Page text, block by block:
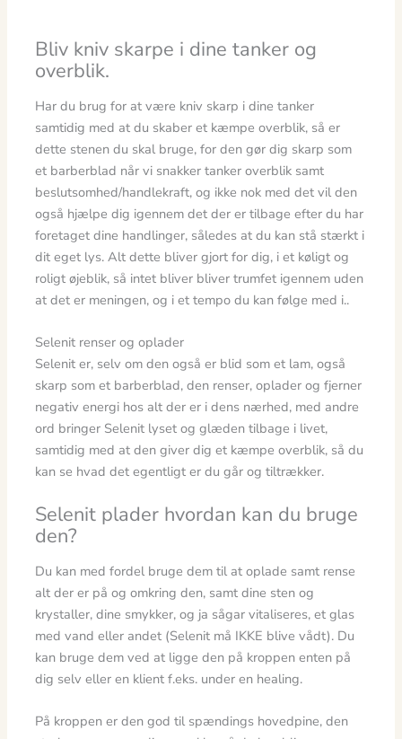
Bliv kniv skarpe i dine tanker og
overblik.
Har du brug for at være kniv skarp i dine tanker
samtidig med at du skaber et kæmpe overblik, så er
dette stenen du skal bruge, for den gør dig skarp som
et barberblad når vi snakker tanker overblik samt
beslutsomhed/handlekraft, og ikke nok med det vil den
også hjælpe dig igennem det der er tilbage efter du har
foretaget dine handlinger, således at du kan stå stærkt i
dit eget lys. Alt dette bliver gjort for dig, i et køligt og
roligt øjeblik, så intet bliver bliver trumfet igennem uden
at det er meningen, og i et tempo du kan følge med i..
Selenit renser og oplader
Selenit er, selv om den også er blid som et lam, også
skarp som et barberblad, den renser, oplader og fjerner
negativ energi hos alt der er i dens nærhed, med andre
ord bringer Selenit lyset og glæden tilbage i livet,
samtidig med at den giver dig et kæmpe overblik, så du
kan se hvad det egentligt er du går og tiltrækker.
Selenit plader hvordan kan du bruge
den?
Du kan med fordel bruge dem til at oplade samt rense
alt der er på og omkring den, samt dine sten og
krystaller, dine smykker, og ja sågar vitaliseres, et glas
med vand eller andet (Selenit må IKKE blive vådt). Du
kan bruge dem ved at ligge den på kroppen enten på
dig selv eller en klient f.eks. under en healing.
På kroppen er den god til spændings hovedpine, den